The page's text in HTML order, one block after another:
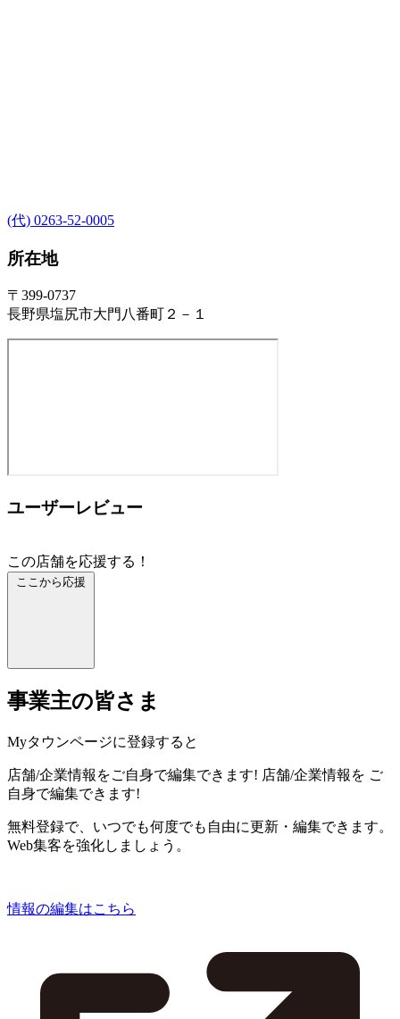
(代) 0263-52-0005
所在地
〒399-0737
長野県塩尻市大門八番町２－１
ユーザーレビュー
この店舗を応援する！
ここから応援
事業主の皆さま
Myタウンページに登録すると
店舗/企業情報をご自身で編集できます! 店舗/企業情報を ご
自身で編集できます!
無料登録で、いつでも何度でも自由に更新・編集できます。
Web集客を強化しましょう。
情報の編集はこちら